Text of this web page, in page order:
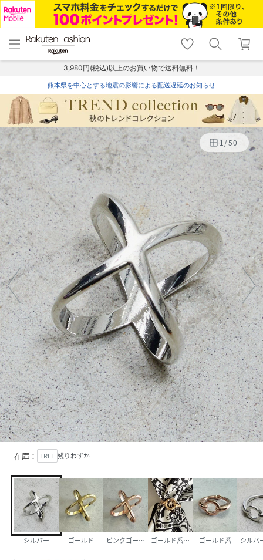
menu home
トップ
shopping_cart lock_outline
ログイン
3,980円(税込)以上のお買い物で送料無料！
熊本県を中心とする地震の影響による配送遅延のお知らせ
1/50
在庫： FREE 残りわずか
シルバー ゴールド ピンクゴールド ゴールド系その他ゴールド系 シルバ